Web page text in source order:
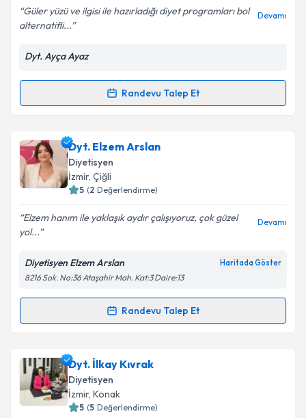
Kişisel verilerimin işlenmesine ilişkin
kapsamda işlenmesini kabul ediyorum.
Güler yüzü ve ilgisi ile hazırladığı diyet programları bol
alternatifli...
Devamı
Dyt. Ayça Ayaz
Randevu Talep Et
Randevu Takvimi Talebi
Dyt. Ayça Ayaziçin randevu takvimi talebi oluşturun.
Size bu uzmandan randevu almanız için bir takvim
hazırlandığında e-posta ile bilgilendireceğiz.
Kişisel verilerimin işlenmesine ilişkin
Aydınlatma
Metni'ni okudum ve kişisel verilerimin belirtilen
kapsamda işlenmesini kabul ediyorum.
Dyt. Elzem Arslan
Diyetisyen
İzmir, Çiğli
5 (2 Değerlendirme)
Elzem hanım ile yaklaşık aydır çalışıyoruz, çok güzel
yol...
Devamı
Diyetisyen Elzem Arslan Haritada Göster
8216 Sok. No:36 Ataşahir Mah. Kat:3 Daire:13
Randevu Talep Et
Randevu Takvimi Talebi
Dyt. Elzem Arslaniçin randevu takvimi talebi
oluşturun. Size bu uzmandan randevu almanız için bir
takvim hazırlandığında e-posta ile bilgilendireceğiz.
Dyt. İlkay Kıvrak
Diyetisyen
İzmir, Konak
5 (5 Değerlendirme)